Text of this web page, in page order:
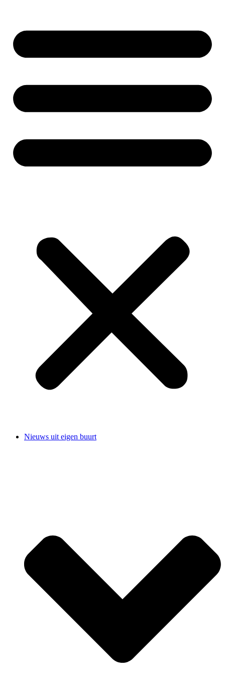
Nieuws uit eigen buurt